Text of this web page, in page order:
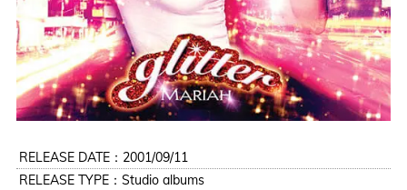
RELEASE DATE：2001/09/11
RELEASE TYPE：Studio albums